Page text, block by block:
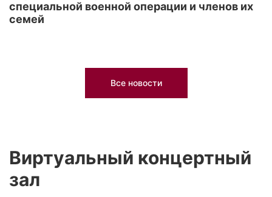
специальной военной операции и членов их
семей
Все новости
Виртуальный концертный
зал